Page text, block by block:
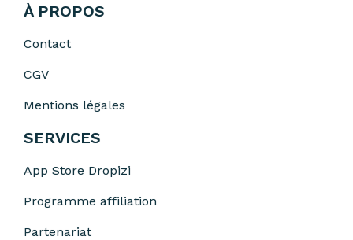
À PROPOS
Contact
CGV
Mentions légales
SERVICES
App Store Dropizi
Programme affiliation
Partenariat